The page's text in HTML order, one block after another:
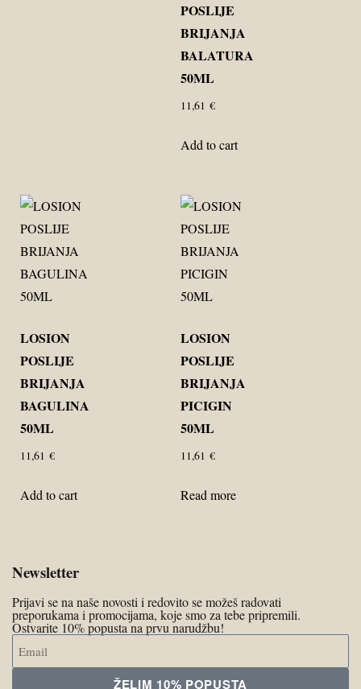
POSLIJE
BRIJANJA
BALATURA
50ML
11,61 €
Add to cart
LOSION
POSLIJE
BRIJANJA
BAGULINA
50ML
11,61 €
Add to cart
LOSION
POSLIJE
BRIJANJA
PICIGIN
50ML
11,61 €
Read more
Newsletter
Prijavi se na naše novosti i redovito se možeš radovati
preporukama i promocijama, koje smo za tebe pripremili.
Ostvarite 10% popusta na prvu narudžbu!
ŽELIM 10% POPUSTA